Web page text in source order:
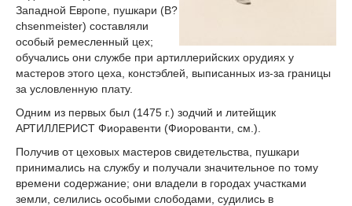
Западной Европе, пушкари (B?
chsenmeister) составляли
особый ремесленный цех;
обучались они службе при артиллерийских орудиях у
мастеров этого цеха, констэблей, выписанных из-за границы
за условленную плату.
Одним из первых был (1475 г.) зодчий и литейщик
АРТИЛЛЕРИСТ Фиоравенти (Фиорованти, см.).
Получив от цеховых мастеров свидетельства, пушкари
принимались на службу и получали значительное по тому
времени содержание; они владели в городах участками
земли, селились особыми слободами, судились в